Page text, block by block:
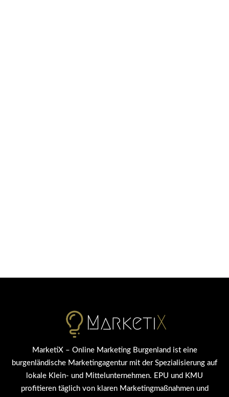
MarketiX – Online Marketing Burgenland ist eine
burgenländische Marketingagentur mit der Spezialisierung auf
lokale Klein- und Mittelunternehmen. EPU und KMU
profitieren täglich von klaren Marketingmaßnahmen und